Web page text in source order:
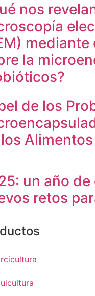
nos
la
de los
Alimentos
un año
retos